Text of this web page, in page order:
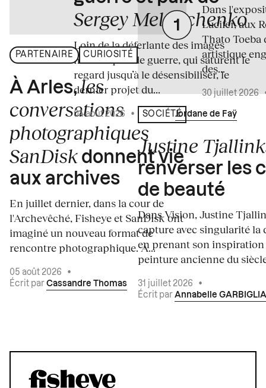
PARTENAIRE CURIOSITÉ
À Arles,les
conversations
photographiques
SanDisk donnent vie
aux archives
En juillet dernier, dans la cour de
l'Archevêché, Fisheye et SanDisk ont
imaginé un nouveau format de
rencontre photographique. À...
05 août 2026
•
Écrit par Cassandre Thomas
Sergey Melnitchenko
Loin de la déferlante des images
médiatiques de guerre, qui saturent le
regard jusqu’à le désensibiliser, le
dernier projet du...
04 août 2026 • Écrit par Jordane de Faÿ
SOCIÉTÉ
Justine
renverser les
de beauté
Dans Vision, Justine
capture avec singularité la
en prenant son inspiration
peinture ancienne du
31 juillet 2026
•
Écrit par Annabelle GARBIGLIA
Dans
Lucifer, aux
Thato Toeba
artistique
des...
30 juillet 2026